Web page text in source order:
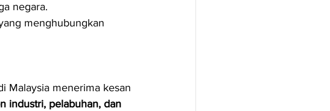
negara.
menghubungkan
Malaysia menerima kesan
industri, pelabuhan, dan